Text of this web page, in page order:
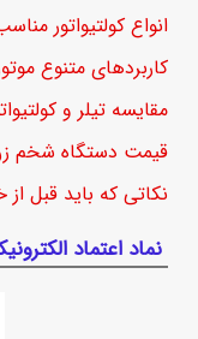
انواع کولتیواتور
کاربردهای متنوع
مقایسه تیلر و
قیمت دستگاه شخم
نکاتی که باید قبل از
نماد اعتماد